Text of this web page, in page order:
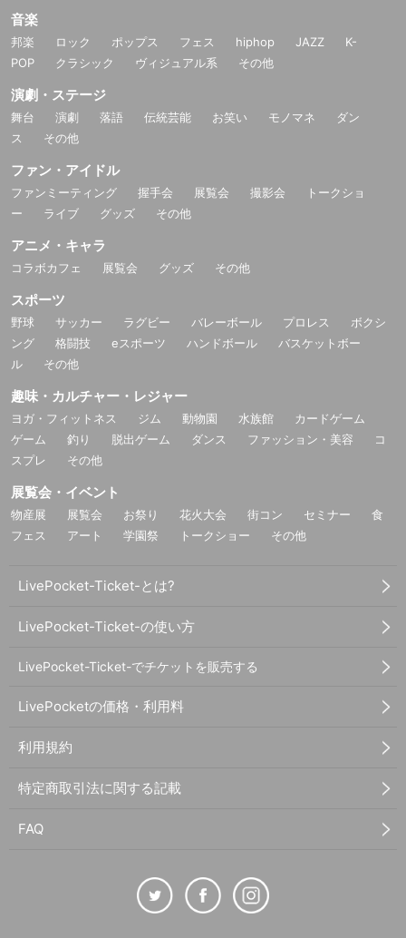
音楽
邦楽 ロック ポップス フェス hiphop JAZZ
K-
POP
クラシック ヴィジュアル系 その他
演劇・ステージ
舞台 演劇 落語 伝統芸能 お笑い モノマネ
ダン
ス
その他
ファン・アイドル
ファンミーティング 握手会 展覧会 撮影会
トークショ
ー
ライブ グッズ その他
アニメ・キャラ
コラボカフェ 展覧会 グッズ その他
スポーツ
野球 サッカー ラグビー バレーボール プロレス
ボクシ
ング
格闘技 eスポーツ ハンドボール
バスケットボー
ル
その他
趣味・カルチャー・レジャー
ヨガ・フィットネス ジム 動物園 水族館
カードゲーム
ゲーム
釣り 脱出ゲーム ダンス ファッション・美容
コ
スプレ
その他
展覧会・イベント
物産展 展覧会 お祭り 花火大会 街コン セミナー
食
フェス
アート 学園祭 トークショー その他
LivePocket-Ticket-とは?
LivePocket-Ticket-の使い方
LivePocket-Ticket-でチケットを販売する
LivePocketの価格・利用料
利用規約
特定商取引法に関する記載
FAQ